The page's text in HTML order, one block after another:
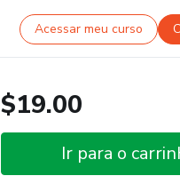
Acessar meu curso
$19.00
Ir para o